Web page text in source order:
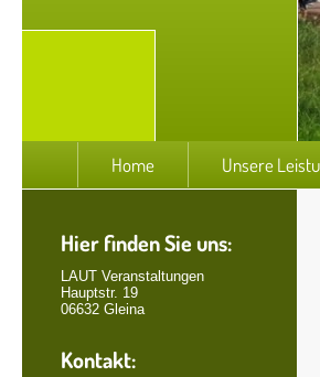
Home Unsere
Hier finden Sie uns:
LAUT Veranstaltungen
Hauptstr. 19
06632 Gleina
Kontakt: